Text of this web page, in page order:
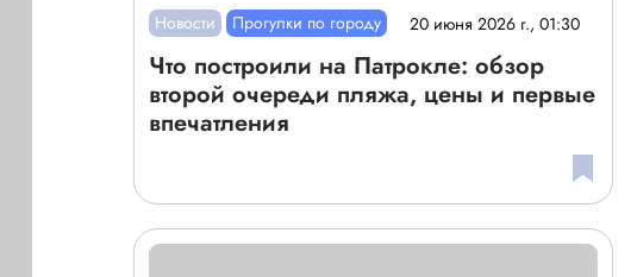
Новости Прогулки по городу 20 июня 2026 г., 01:30
Что построили на Патрокле: обзор
второй очереди пляжа, цены и первые
впечатления